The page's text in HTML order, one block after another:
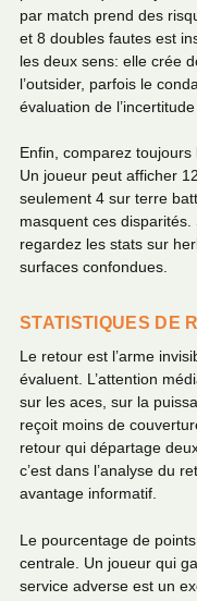
par match prend des
et 8 doubles fautes est
les deux sens: elle crée
l’outsider, parfois le
évaluation de l’incertitude
Enfin, comparez
Un joueur peut afficher
seulement 4 sur terre
masquent ces
regardez les stats sur
surfaces confondues.
STATISTIQUES DE
Le retour est l’arme
évaluent. L’attention
sur les aces, sur la
reçoit moins de
retour qui départage
c’est dans l’analyse du
avantage informatif.
Le pourcentage de
centrale. Un joueur qui
service adverse est un